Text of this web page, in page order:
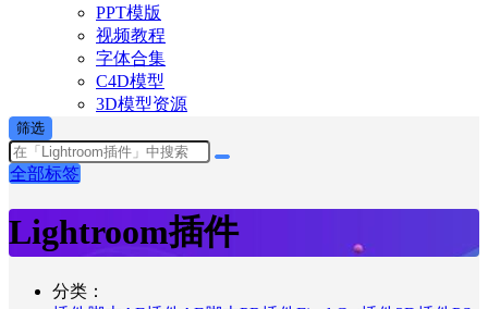
PPT模版
视频教程
字体合集
C4D模型
3D模型资源
筛选
全部标签
Lightroom插件
分类：